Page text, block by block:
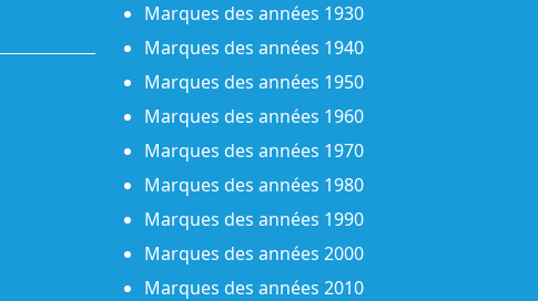
Marques des années 1930
Marques des années 1940
Marques des années 1950
Marques des années 1960
Marques des années 1970
Marques des années 1980
Marques des années 1990
Marques des années 2000
Marques des années 2010